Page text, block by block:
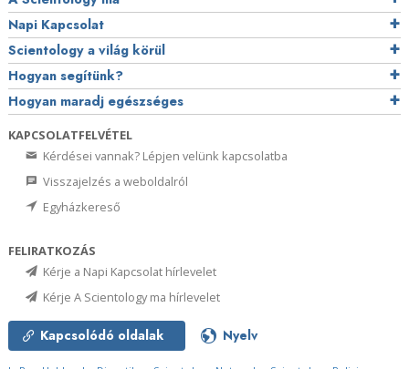
Napi Kapcsolat
Scientology a világ körül
Hogyan segítünk?
Hogyan maradj egészséges
KAPCSOLATFELVÉTEL
Kérdései vannak? Lépjen velünk kapcsolatba
Visszajelzés a weboldalról
Egyházkereső
FELIRATKOZÁS
Kérje a Napi Kapcsolat hírlevelet
Kérje A Scientology ma hírlevelet
Kapcsolódó oldalak Nyelv